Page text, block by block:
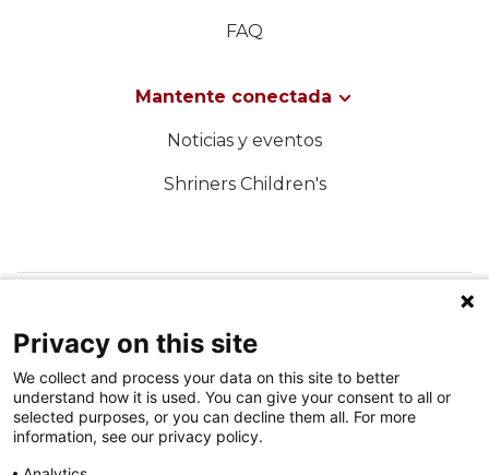
FAQ
Mantente conectada
Noticias y eventos
Shriners Children's
Privacy on this site
We collect and process your data on this site to better
understand how it is used. You can give your consent to all or
selected purposes, or you can decline them all. For more
information, see our privacy policy.